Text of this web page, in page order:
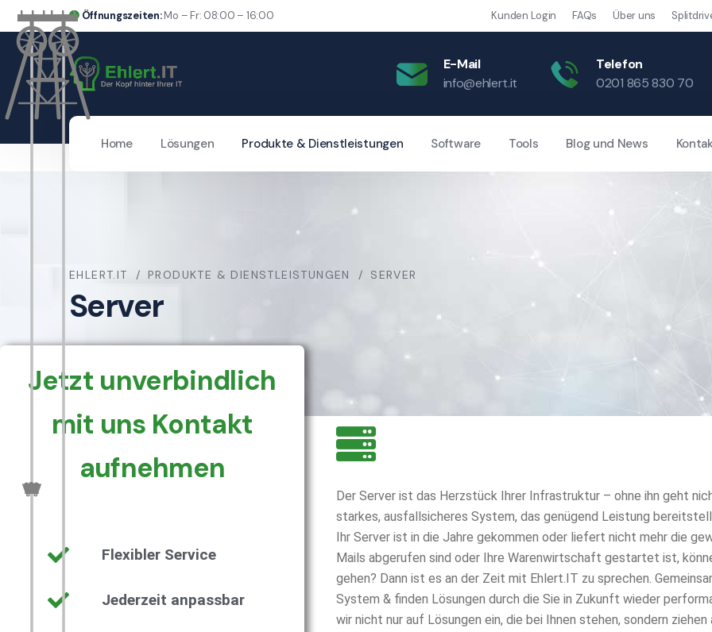
Öffnungszeiten:Mo – Fr: 08:00 – 16:00 Kunden Login FAQs Über uns
E-Mail
info@ehlert.it
Telefon
0201 865 830 70
Home Lösungen Produkte & Dienstleistungen Software Tools Blog und News
EHLERT.IT PRODUKTE & DIENSTLEISTUNGEN SERVER
Server
Jetzt unverbindlich
mit uns Kontakt
aufnehmen
Flexibler Service
Jederzeit anpassbar
Der Server ist das Herzstück Ihrer Infrastruktur – ohne ihn geht
starkes, ausfallsicheres System, das genügend Leistung
Ihr Server ist in die Jahre gekommen oder liefert nicht mehr die
Mails abgerufen sind oder Ihre Warenwirtschaft gestartet ist,
gehen? Dann ist es an der Zeit mit Ehlert.IT zu sprechen.
System & finden Lösungen durch die Sie in Zukunft wieder
wir nicht nur auf Lösungen ein, die bei Ihnen stehen, sondern